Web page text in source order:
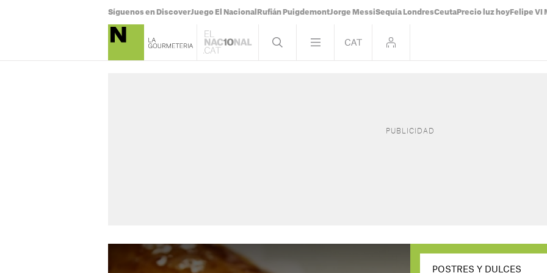
Síguenos en DiscoverJuego El Nacional Rufián PuigdemontJorge MessiSequía LondresCeuta Precio luz hoy Felipe VI
POSTRES Y DULCES